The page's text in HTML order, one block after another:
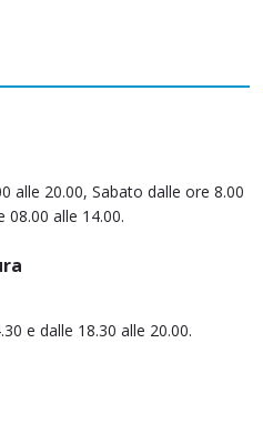
alle 20.00, Sabato dalle ore 8.00
08.00 alle 14.00.
e dalle 18.30 alle 20.00.